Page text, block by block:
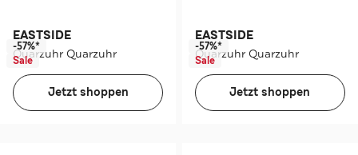
EASTSIDE
Quarzuhr Quarzuhr
-57%*
Sale
Jetzt shoppen
EASTSIDE
Quarzuhr Quarzuhr
-57%*
Sale
Jetzt shoppen